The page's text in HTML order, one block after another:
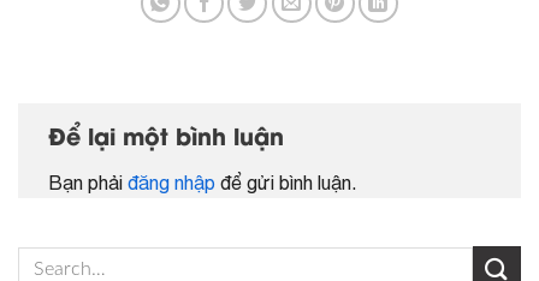
Để lại một bình luận
Bạn phải đăng nhập để gửi bình luận.